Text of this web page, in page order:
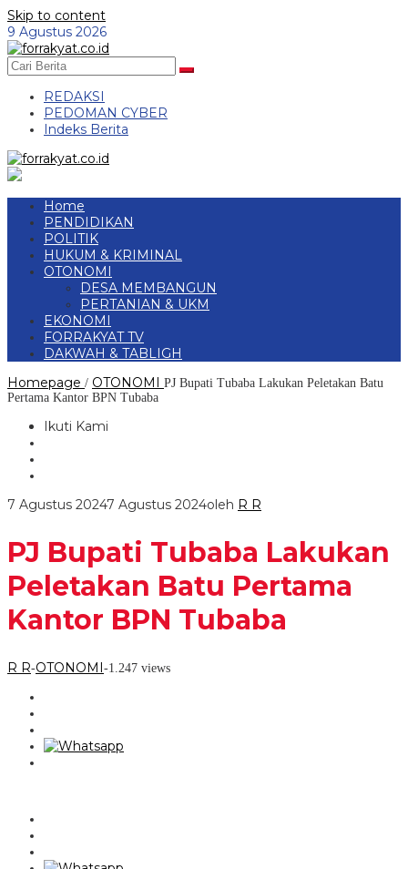
Skip to content
9 Agustus 2026
REDAKSI
PEDOMAN CYBER
Indeks Berita
Home
PENDIDIKAN
POLITIK
HUKUM & KRIMINAL
OTONOMI
DESA MEMBANGUN
PERTANIAN & UKM
EKONOMI
FORRAKYAT TV
DAKWAH & TABLIGH
Homepage / OTONOMI PJ Bupati Tubaba Lakukan Peletakan Batu
Pertama Kantor BPN Tubaba
Ikuti Kami
7 Agustus 20247 Agustus 2024oleh R R
PJ Bupati Tubaba Lakukan
Peletakan Batu Pertama
Kantor BPN Tubaba
R R-OTONOMI-1.247 views